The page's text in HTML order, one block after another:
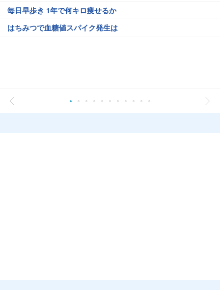
毎日早歩き 1年で何キロ痩せるか
はちみつで血糖値スパイク発生は